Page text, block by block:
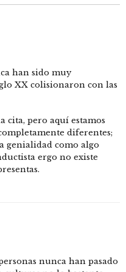
han sido muy
XX colisionaron con las
cita, pero aquí estamos
diferentes;
genialidad como algo
ergo no existe
nunca han pasado